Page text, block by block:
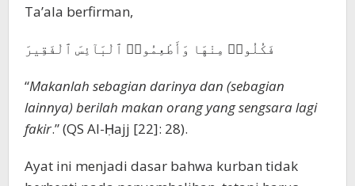
Ta’ala berfirman,
فَكُلُوا۟ مِنْهَا وَأَطْعِمُوا۟ ٱلْبَآئِسَ ٱلْفَقِيرَ
“Makanlah sebagian darinya dan (sebagian
lainnya) berilah makan orang yang sengsara lagi
fakir.” (QS Al-Ḥajj [22]: 28).
Ayat ini menjadi dasar bahwa kurban tidak